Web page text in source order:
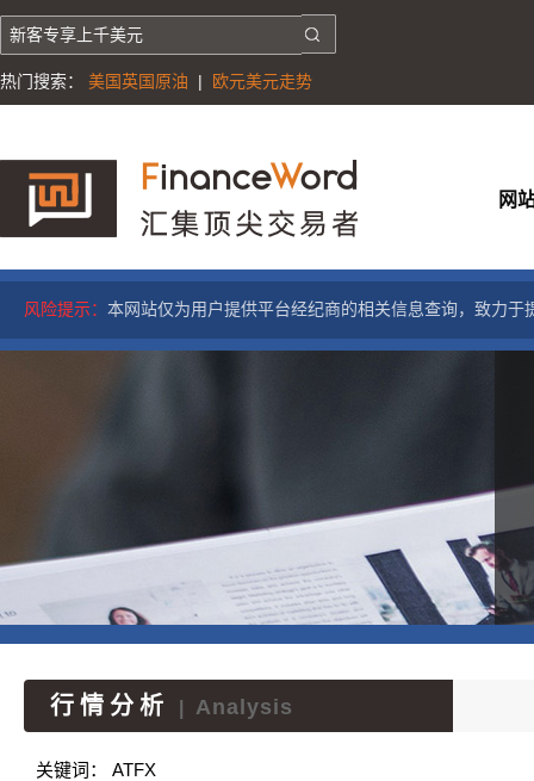
热门搜索： 美国英国原油 | 欧元美元走势
网
风险提示： 本网站仅为用户提供平台经纪商的相关信息查询，致力
行情分析 Analysis
关键词： ATFX